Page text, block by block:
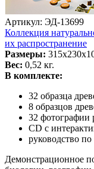
Артикул: ЭД-13699
Коллекция
их распространение
Размеры:
Вес: 0,52 кг.
В комплекте:
32 образца
8 образцов
32 фотографии
CD c
руководство
Демонстрационное